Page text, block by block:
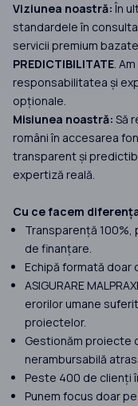
Viziunea noastră:În
standardele în
servicii premium
PREDICTIBILITATE.
responsabilitatea și
opționale.
Misiunea noastră: Să
români în accesarea
transparent și
expertiză reală.
Cu ce facem
Transparență 100%,
de finanțare.
Echipă formată doar
ASIGURARE
erorilor umane
proiectelor.
Gestionăm proiecte
nerambursabilă
Peste 400 de clienți
Punem focus doar